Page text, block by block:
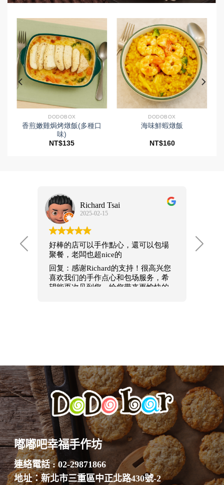
DODOBOX
香煎嫩雞焗烤燉飯(多種口
味)
NT$135
DODOBOX
海味鮮蝦燉飯
NT$160
嘟嘟吧幸福手作坊
連絡電話 : 02-29871866
地址：新北市三重區中正北路430號-2